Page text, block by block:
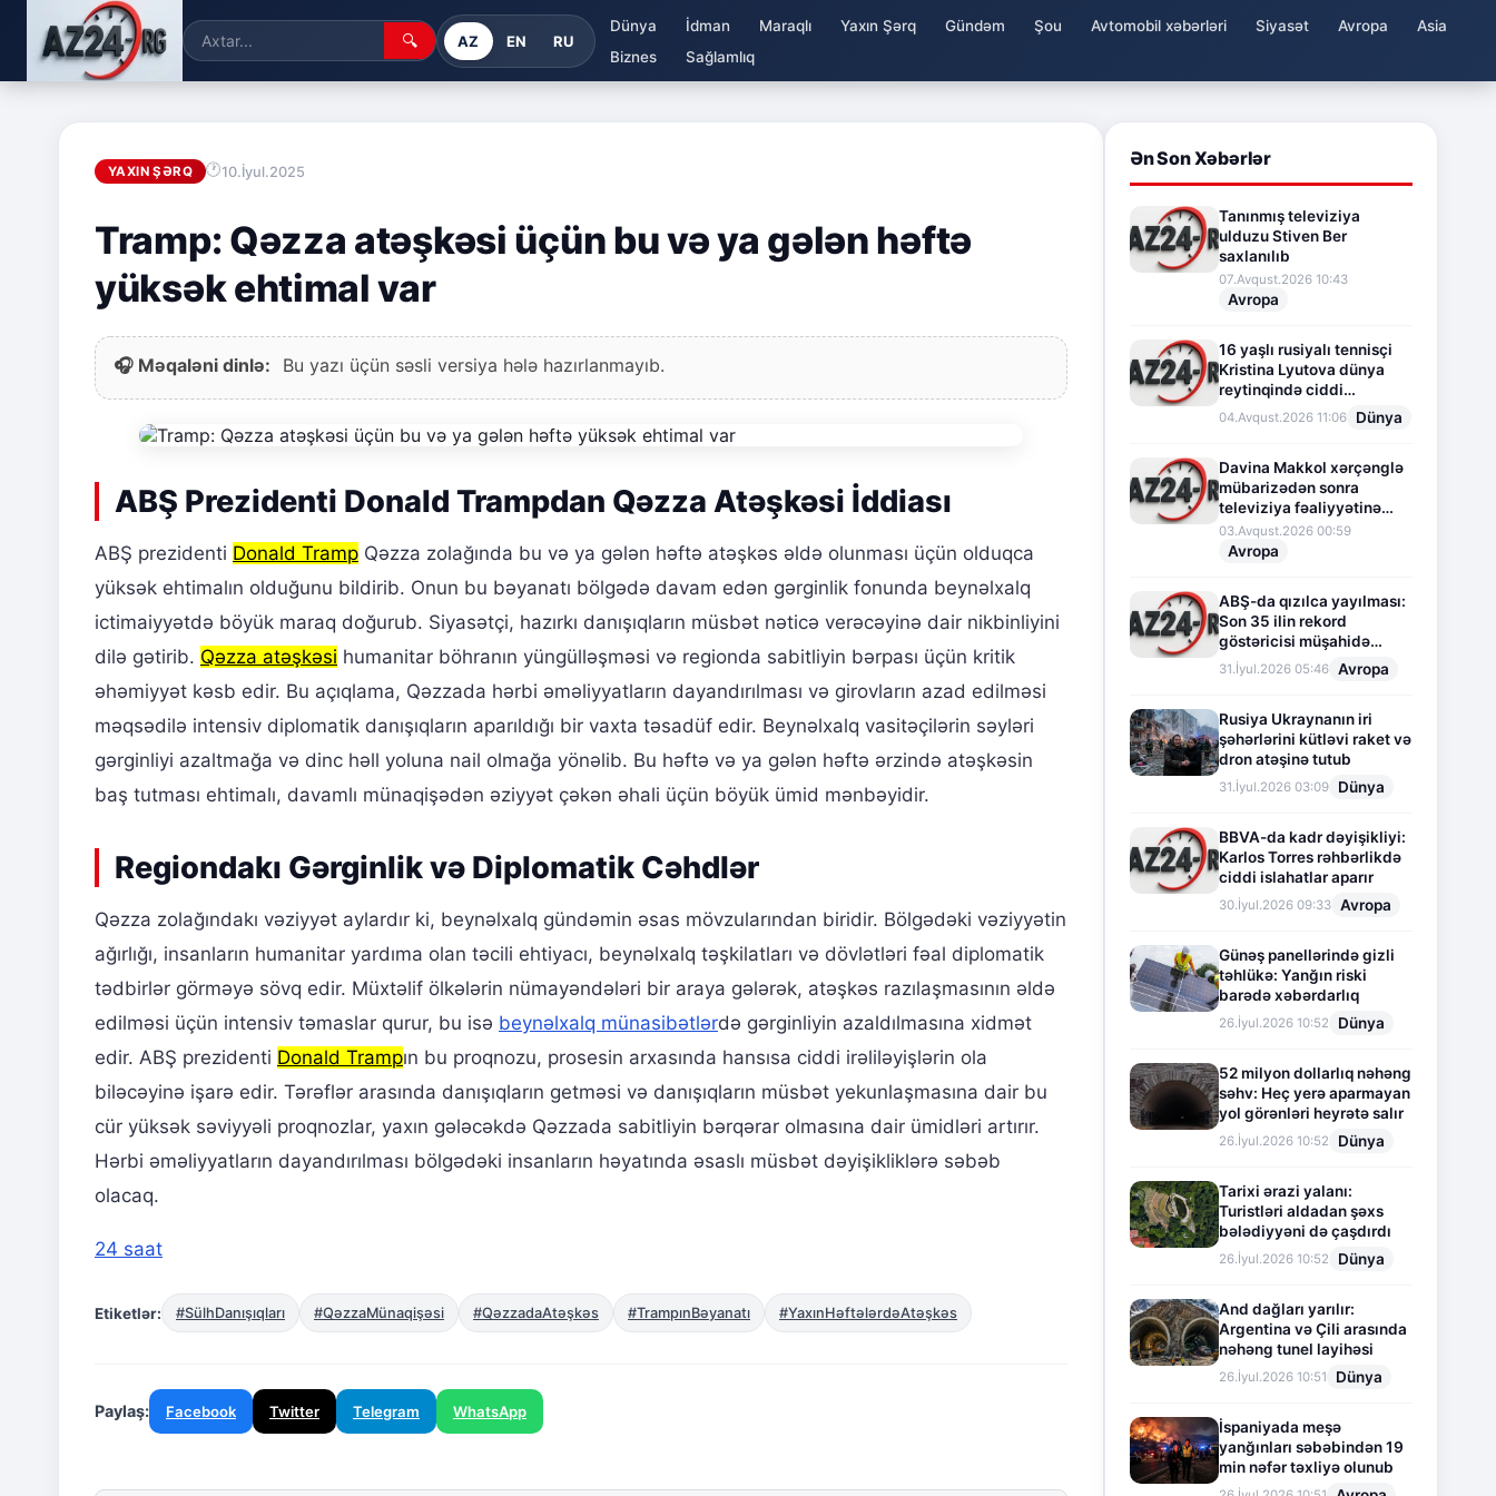
🔍 AZ EN RU
Dünya İdman Maraqlı Yaxın Şərq Gündəm Şou Avtomobil xəbərləri Siyasət Avropa
Asia
Biznes
Sağlamlıq
YAXIN ŞƏRQ 10.İyul.2025
Tramp: Qəzza atəşkəsi üçün bu və ya gələn həftə
yüksək ehtimal var
🎧 Məqaləni dinlə: Bu yazı üçün səsli versiya hələ hazırlanmayıb.
ABŞ Prezidenti Donald Trampdan Qəzza Atəşkəsi İddiası
ABŞ prezidenti Donald Tramp Qəzza zolağında bu və ya gələn həftə atəşkəs əldə olunması üçün olduqca
yüksək ehtimalın olduğunu bildirib. Onun bu bəyanatı bölgədə davam edən gərginlik fonunda beynəlxalq
ictimaiyyətdə böyük maraq doğurub. Siyasətçi, hazırkı danışıqların müsbət nəticə verəcəyinə dair nikbinliyini
dilə gətirib. Qəzza atəşkəsi humanitar böhranın yüngülləşməsi və regionda sabitliyin bərpası üçün kritik
əhəmiyyət kəsb edir. Bu açıqlama, Qəzzada hərbi əməliyyatların dayandırılması və girovların azad edilməsi
məqsədilə intensiv diplomatik danışıqların aparıldığı bir vaxta təsadüf edir. Beynəlxalq vasitəçilərin səyləri
gərginliyi azaltmağa və dinc həll yoluna nail olmağa yönəlib. Bu həftə və ya gələn həftə ərzində atəşkəsin
baş tutması ehtimalı, davamlı münaqişədən əziyyət çəkən əhali üçün böyük ümid mənbəyidir.
Regiondakı Gərginlik və Diplomatik Cəhdlər
Qəzza zolağındakı vəziyyət aylardır ki, beynəlxalq gündəmin əsas mövzularından biridir. Bölgədəki vəziyyətin
ağırlığı, insanların humanitar yardıma olan təcili ehtiyacı, beynəlxalq təşkilatları və dövlətləri fəal diplomatik
tədbirlər görməyə sövq edir. Müxtəlif ölkələrin nümayəndələri bir araya gələrək, atəşkəs razılaşmasının əldə
edilməsi üçün intensiv təmaslar qurur, bu isə beynəlxalq münasibətlərdə gərginliyin azaldılmasına xidmət
edir. ABŞ prezidenti Donald Trampın bu proqnozu, prosesin arxasında hansısa ciddi irəliləyişlərin ola
biləcəyinə işarə edir. Tərəflər arasında danışıqların getməsi və danışıqların müsbət yekunlaşmasına dair bu
cür yüksək səviyyəli proqnozlar, yaxın gələcəkdə Qəzzada sabitliyin bərqərar olmasına dair ümidləri artırır.
Hərbi əməliyyatların dayandırılması bölgədəki insanların həyatında əsaslı müsbət dəyişikliklərə səbəb
olacaq.
24 saat
Etiketlər: #SülhDanışıqları #QəzzaMünaqişəsi #QəzzadaAtəşkəs #TrampınBəyanatı #YaxınHəftələrdəAtəşkəs
Paylaş: Facebook Twitter Telegram WhatsApp
Ən Son Xəbərlər
Tanınmış televiziya
ulduzu Stiven Ber
saxlanılıb
07.Avqust.2026 10:43
Avropa
16 yaşlı rusiyalı tennisçi
Kristina Lyutova dünya
reytinqində ciddi
irəliləyişə imza atdı
04.Avqust.2026 11:06 Dünya
Davina Makkol xərçənglə
mübarizədən sonra
televiziya fəaliyyətinə
fasilə verir
03.Avqust.2026 00:59
Avropa
ABŞ-da qızılca yayılması:
Son 35 ilin rekord
göstəricisi müşahidə
olunur
31.İyul.2026 05:46 Avropa
Rusiya Ukraynanın iri
şəhərlərini kütləvi raket və
dron atəşinə tutub
31.İyul.2026 03:09 Dünya
BBVA-da kadr dəyişikliyi:
Karlos Torres rəhbərlikdə
ciddi islahatlar aparır
30.İyul.2026 09:33 Avropa
Günəş panellərində gizli
təhlükə: Yanğın riski
barədə xəbərdarlıq
26.İyul.2026 10:52 Dünya
52 milyon dollarlıq nəhəng
səhv: Heç yerə aparmayan
yol görənləri heyrətə salır
26.İyul.2026 10:52 Dünya
Tarixi ərazi yalanı:
Turistləri aldadan şəxs
bələdiyyəni də çaşdırdı
26.İyul.2026 10:52 Dünya
And dağları yarılır:
Argentina və Çili arasında
nəhəng tunel layihəsi
26.İyul.2026 10:51 Dünya
İspaniyada meşə
yanğınları səbəbindən 19
min nəfər təxliyə olunub